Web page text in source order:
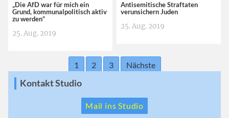
„Die AfD war für mich ein
Grund, kommunalpolitisch aktiv
zu werden“
25. Aug. 2019
Antisemitische Straftaten
verunsichern Juden
25. Aug. 2019
1 2 3 Nächste
Kontakt Studio
Mail ins Studio